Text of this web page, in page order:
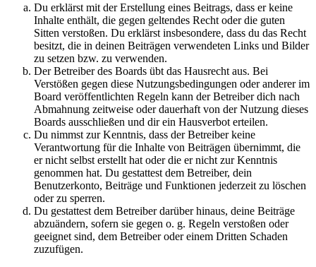
Du erklärst mit der Erstellung eines Beitrags, dass er keine
Inhalte enthält, die gegen geltendes Recht oder die guten
Sitten verstoßen. Du erklärst insbesondere, dass du das Recht
besitzt, die in deinen Beiträgen verwendeten Links und Bilder
zu setzen bzw. zu verwenden.
Der Betreiber des Boards übt das Hausrecht aus. Bei
Verstößen gegen diese Nutzungsbedingungen oder anderer im
Board veröffentlichten Regeln kann der Betreiber dich nach
Abmahnung zeitweise oder dauerhaft von der Nutzung dieses
Boards ausschließen und dir ein Hausverbot erteilen.
Du nimmst zur Kenntnis, dass der Betreiber keine
Verantwortung für die Inhalte von Beiträgen übernimmt, die
er nicht selbst erstellt hat oder die er nicht zur Kenntnis
genommen hat. Du gestattest dem Betreiber, dein
Benutzerkonto, Beiträge und Funktionen jederzeit zu löschen
oder zu sperren.
Du gestattest dem Betreiber darüber hinaus, deine Beiträge
abzuändern, sofern sie gegen o. g. Regeln verstoßen oder
geeignet sind, dem Betreiber oder einem Dritten Schaden
zuzufügen.